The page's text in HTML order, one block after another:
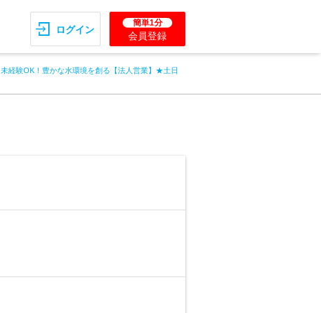
ログイン
簡単1分
会員登録
未経験OK！豊かな水環境を創る【法人営業】★土日